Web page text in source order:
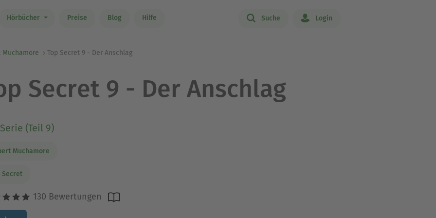
Hörbücher Preise Blog Hilfe Suche Login
Muchamore Top Secret 9 - Der Anschlag
Secret 9 - Der Anschlag
Serie (Teil 9)
Muchamore
Secret
130 Bewertungen